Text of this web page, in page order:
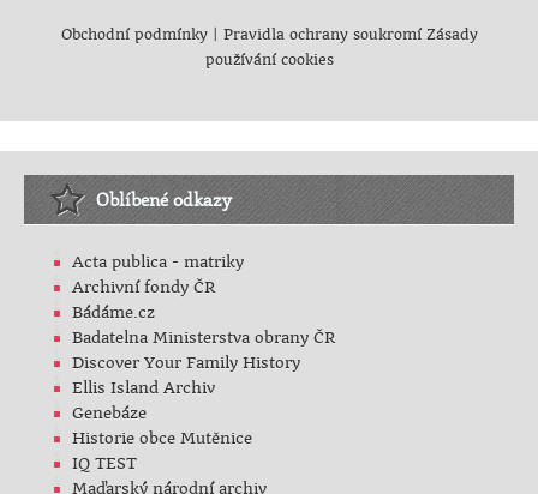
Obchodní podmínky| Pravidla ochrany soukromí Zásady
používání cookies
Oblíbené odkazy
Acta publica - matriky
Archivní fondy ČR
Bádáme.cz
Badatelna Ministerstva obrany ČR
Discover Your Family History
Ellis Island Archiv
Genebáze
Historie obce Mutěnice
IQ TEST
Maďarský národní archiv